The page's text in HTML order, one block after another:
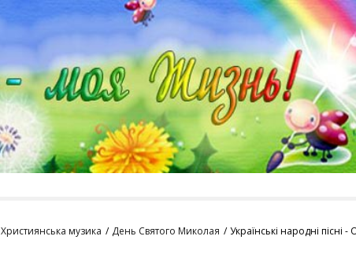
Християнська музика День Святого Миколая Українські народні